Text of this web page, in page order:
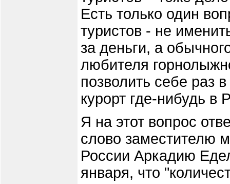
Есть только один
туристов - не
за деньги, а
любителя
позволить себе раз
курорт где-нибудь в
Я на этот вопрос
слово заместителю
России Аркадию
января, что